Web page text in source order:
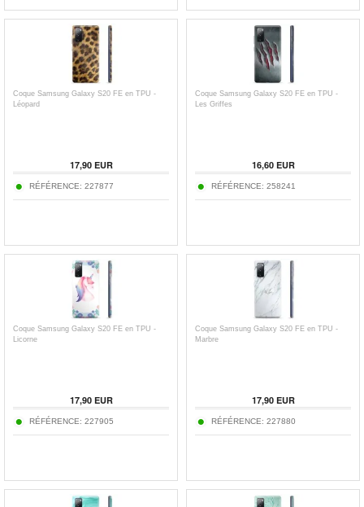
Coque Samsung Galaxy S20 FE en TPU -
Léopard
17,90EUR
RÉFÉRENCE: 227877
Coque Samsung Galaxy S20 FE en TPU -
Les Griffes
16,60EUR
RÉFÉRENCE: 258241
Coque Samsung Galaxy S20 FE en TPU -
Licorne
17,90EUR
RÉFÉRENCE: 227905
Coque Samsung Galaxy S20 FE en TPU -
Marbre
17,90EUR
RÉFÉRENCE: 227880